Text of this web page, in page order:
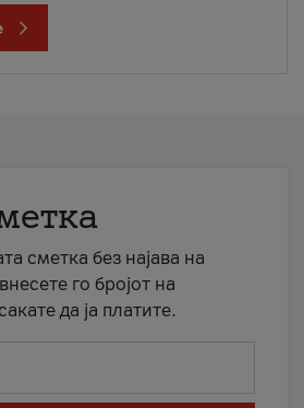
сметка без најава на
го бројот на
да ја платите.